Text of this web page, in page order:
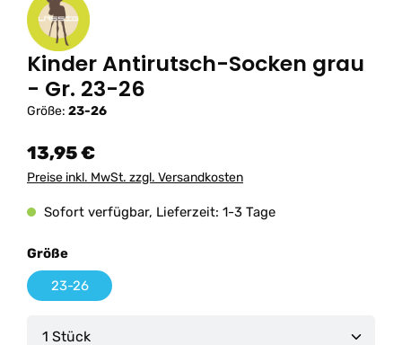
Kinder Antirutsch-Socken grau
- Gr. 23-26
Größe: 23-26
13,95 €
Preise inkl. MwSt. zzgl. Versandkosten
Sofort verfügbar, Lieferzeit: 1-3 Tage
Größeauswählen
23-26
Produkt Anzahl: Gib den gewünschten Wert